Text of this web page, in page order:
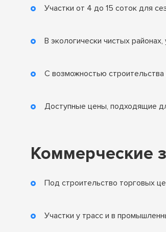
Участки от 4 до 15 соток для
В экологически чистых
С возможностью
Доступные цены, подходящие
Коммерческие
Под строительство торговых
Участки у трасс и в